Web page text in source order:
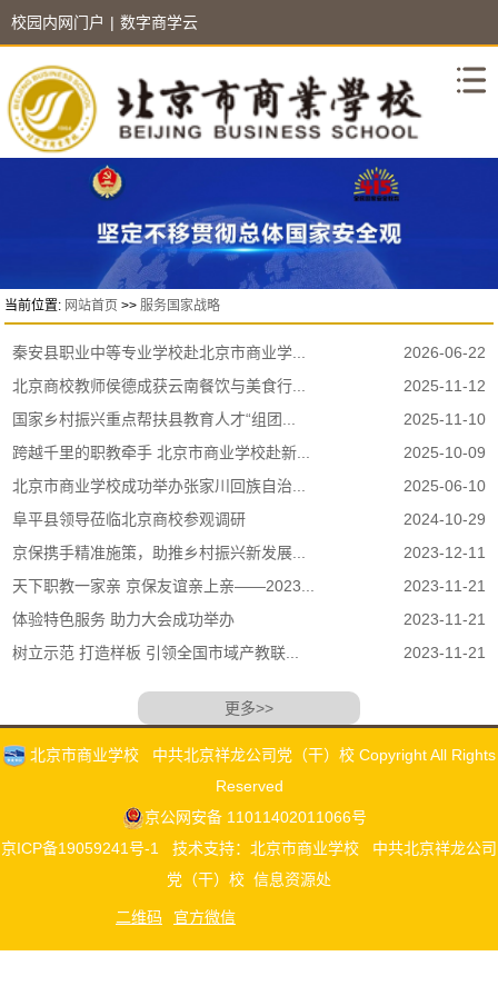
校园内网门户 | 数字商学云
当前位置: 网站首页>>服务国家战略
秦安县职业中等专业学校赴北京市商业学...
2026-06-22
北京商校教师侯德成获云南餐饮与美食行...
2025-11-12
国家乡村振兴重点帮扶县教育人才“组团...
2025-11-10
跨越千里的职教牵手 北京市商业学校赴新...
2025-10-09
北京市商业学校成功举办张家川回族自治...
2025-06-10
阜平县领导莅临北京商校参观调研
2024-10-29
京保携手精准施策，助推乡村振兴新发展...
2023-12-11
天下职教一家亲 京保友谊亲上亲——2023...
2023-11-21
体验特色服务 助力大会成功举办
2023-11-21
树立示范 打造样板 引领全国市域产教联...
2023-11-21
更多>>
北京市商业学校 中共北京祥龙公司党（干）校 Copyright All Rights
Reserved
京公网安备 11011402011066号
京ICP备19059241号-1
技术支持：北京市商业学校 中共北京祥龙公司
党（干）校 信息资源处
二维码 官方微信